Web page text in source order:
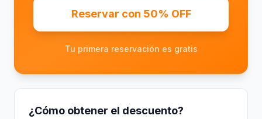
Reservar con 50% OFF
Tu primera reservación es gratis
¿Cómo obtener el descuento?